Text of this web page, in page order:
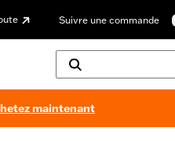
Suivre une commande
maintenant